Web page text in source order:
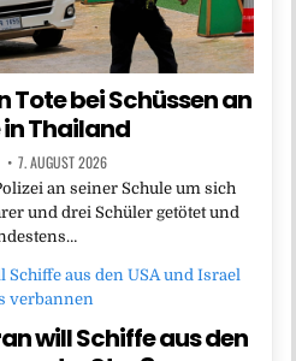
Tote bei Schüssen an
Thailand
7. AUGUST 2026
an seiner Schule um sich
und drei Schüler getötet und
will Schiffe aus den